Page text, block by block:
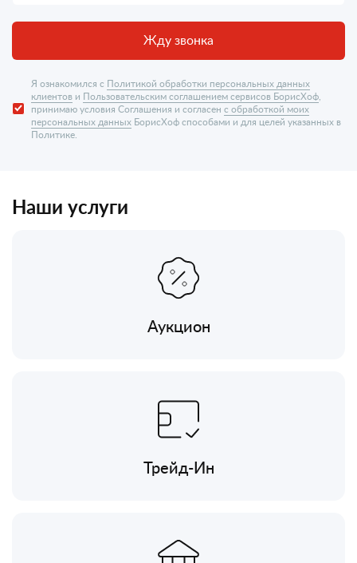
Жду звонка
Я ознакомился с Политикой обработки персональных данных
клиентов и Пользовательским соглашением сервисов БорисХоф
принимаю условия Соглашения и согласен с обработкой моих
персональных данных БорисХоф способами и для целей указанных в
Политике.
Наши услуги
Аукцион
Трейд-Ин